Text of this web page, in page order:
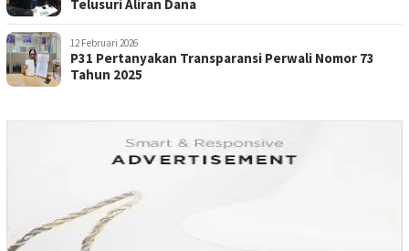
Telusuri Aliran Dana
12 Februari 2026
P31 Pertanyakan Transparansi Perwali Nomor 73
Tahun 2025